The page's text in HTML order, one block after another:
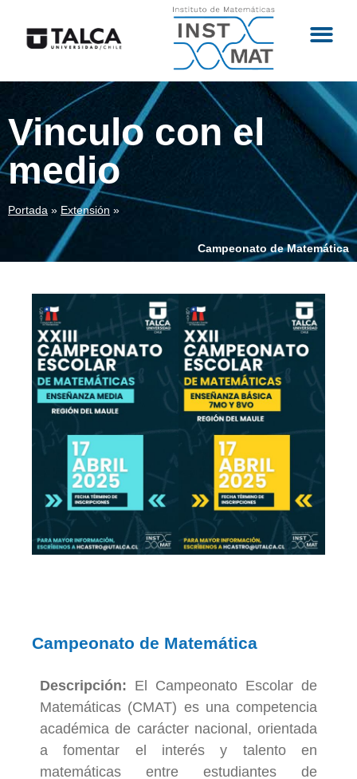
Vinculo con el
medio
Portada » Extensión »
Campeonato de Matemática
Campeonato de Matemática
Descripción: El Campeonato Escolar de
Matemáticas (CMAT) es una competencia
académica de carácter nacional, orientada
a fomentar el interés y talento en
matemáticas entre estudiantes de